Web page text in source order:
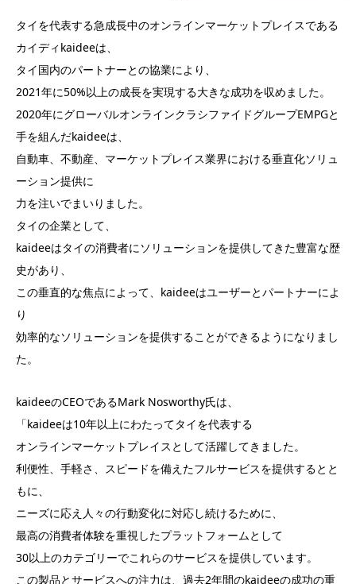
タイを代表する急成長中のオンラインマーケットプレイスである
カイディkaideeは、
タイ国内のパートナーとの協業により、
2021年に50%以上の成長を実現する大きな成功を収めました。
2020年にグローバルオンラインクラシファイドグループEMPGと
手を組んだkaideeは、
自動車、不動産、マーケットプレイス業界における垂直化ソリュ
ーション提供に
力を注いでまいりました。
タイの企業として、
kaideeはタイの消費者にソリューションを提供してきた豊富な歴
史があり、
この垂直的な焦点によって、kaideeはユーザーとパートナーによ
り
効率的なソリューションを提供することができるようになりまし
た。
kaideeのCEOであるMark Nosworthy氏は、
「kaideeは10年以上にわたってタイを代表する
オンラインマーケットプレイスとして活躍してきました。
利便性、手軽さ、スピードを備えたフルサービスを提供するとと
もに、
ニーズに応え人々の行動変化に対応し続けるために、
最高の消費者体験を重視したプラットフォームとして
30以上のカテゴリーでこれらのサービスを提供しています。
この製品とサービスへの注力は、過去2年間のkaideeの成功の重